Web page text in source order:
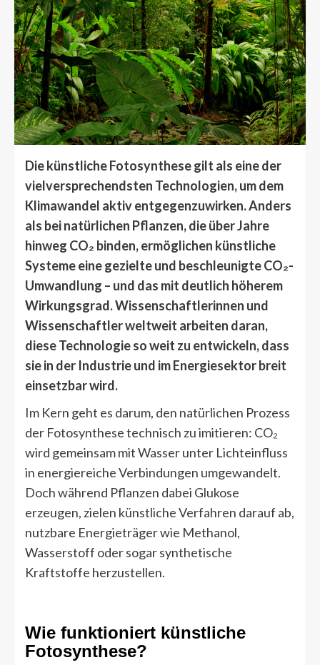
Die künstliche Fotosynthese gilt als eine der
vielversprechendsten Technologien, um dem
Klimawandel aktiv entgegenzuwirken. Anders
als bei natürlichen Pflanzen, die über Jahre
hinweg CO₂ binden, ermöglichen künstliche
Systeme eine gezielte und beschleunigte CO₂-
Umwandlung – und das mit deutlich höherem
Wirkungsgrad. Wissenschaftlerinnen und
Wissenschaftler weltweit arbeiten daran,
diese Technologie so weit zu entwickeln, dass
sie in der Industrie und im Energiesektor breit
einsetzbar wird.
Im Kern geht es darum, den natürlichen Prozess
der Fotosynthese technisch zu imitieren: CO₂
wird gemeinsam mit Wasser unter Lichteinfluss
in energiereiche Verbindungen umgewandelt.
Doch während Pflanzen dabei Glukose
erzeugen, zielen künstliche Verfahren darauf ab,
nutzbare Energieträger wie Methanol,
Wasserstoff oder sogar synthetische
Kraftstoffe herzustellen.
Wie funktioniert künstliche
Fotosynthese?